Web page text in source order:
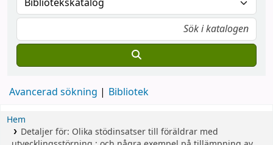
Avancerad sökning Bibliotek
Hem
Detaljer för: Olika stödinsatser till föräldrar med